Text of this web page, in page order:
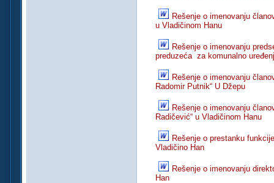
Rešenje o imenovanju
u Vladičinom Hanu
Rešenje o imenovanju
preduzeća za komunalno
Rešenje o imenovanju
Radomir Putnik“ U Džepu
Rešenje o imenovanju
Radičević“ u Vladičinom Hanu
Rešenje o prestanku
Vladičino Han
Rešenje o imenovanju
Han